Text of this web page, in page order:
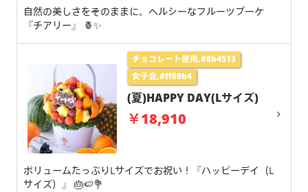
自然の美しさをそのままに。ヘルシーなフルーツブーケ
『チアリー』 🍍✨
チョコレート使用,#8b4513
女子会,#ff69b4
(夏)HAPPY DAY(Lサイズ)
￥18,910
ボリュームたっぷりLサイズでお祝い！『ハッピーデイ（L
サイズ）』 🎂🍉💐